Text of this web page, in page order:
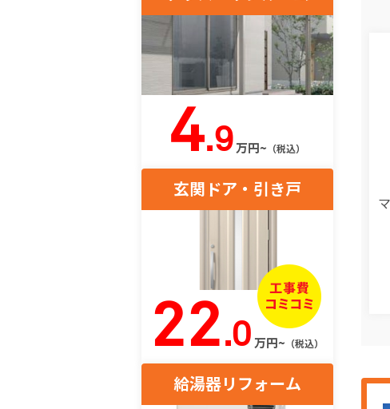
4.9万円~ （税込）
玄関ドア・引き戸
22.0 万円~ （税込）
給湯器リフォーム